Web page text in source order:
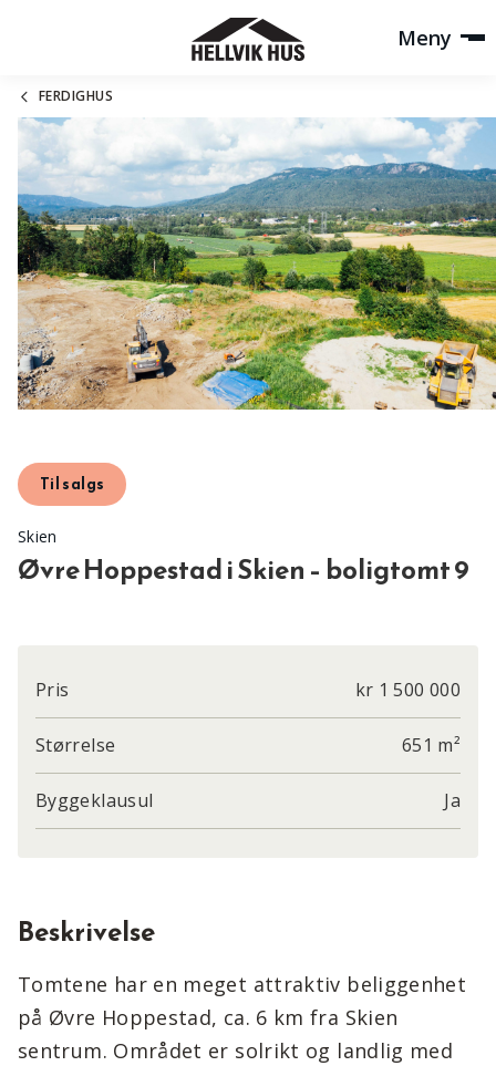
Meny
FERDIGHUS
Til salgs
Skien
Øvre Hoppestad i Skien – boligtomt 9
Pris kr 1 500 000
Størrelse 651 m²
Byggeklausul Ja
Beskrivelse
Tomtene har en meget attraktiv beliggenhet
på Øvre Hoppestad, ca. 6 km fra Skien
sentrum. Området er solrikt og landlig med